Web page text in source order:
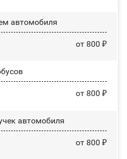
автомобиля
от 800 ₽
от 800 ₽
автомобиля
от 800 ₽